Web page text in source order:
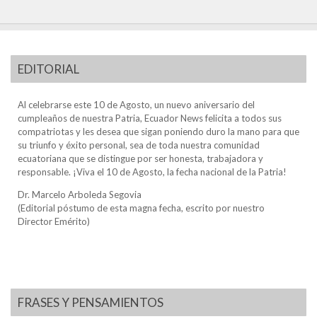
EDITORIAL
Al celebrarse este 10 de Agosto, un nuevo aniversario del
cumpleaños de nuestra Patria, Ecuador News felicita a todos sus
compatriotas y les desea que sigan poniendo duro la mano para que
su triunfo y éxito personal, sea de toda nuestra comunidad
ecuatoriana que se distingue por ser honesta, trabajadora y
responsable. ¡Viva el 10 de Agosto, la fecha nacional de la Patria!
Dr. Marcelo Arboleda Segovia
(Editorial póstumo de esta magna fecha, escrito por nuestro
Director Emérito)
FRASES Y PENSAMIENTOS